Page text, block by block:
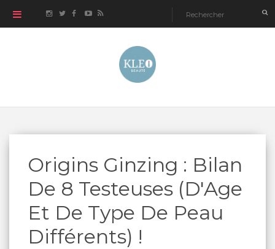
Origins Ginzing : Bilan
De 8 Testeuses (d'Age
Et De Type De Peau
Différents) !